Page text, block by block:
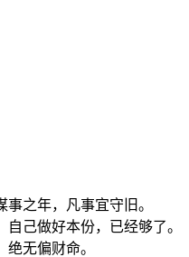
之年，凡事宜守旧。
己做好本份，已经够了。
无偏财命。